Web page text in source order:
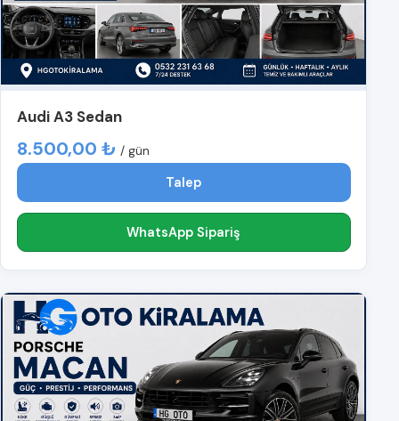
Audi A3 Sedan
8.500,00 ₺ / gün
Talep
WhatsApp Sipariş